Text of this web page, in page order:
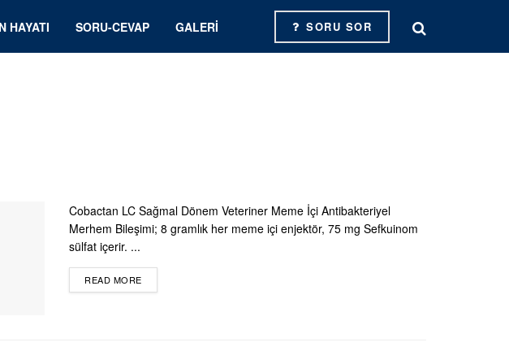
HAYATI SORU-CEVAP GALERI SORU SOR
Cobactan LC Sağmal Dönem Veteriner Meme İçi Antibakteriyel
Merhem Bileşimi; 8 gramlık her meme içi enjektör, 75 mg Sefkuinom
sülfat içerir. ...
READ MOREDETAILS